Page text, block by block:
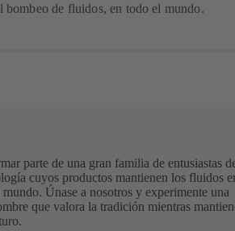
bombeo de fluidos, en todo el mundo.
parte de una gran familia de entusiastas
cuyos productos mantienen los fluidos
Únase a nosotros y experimente una
que valora la tradición mientras